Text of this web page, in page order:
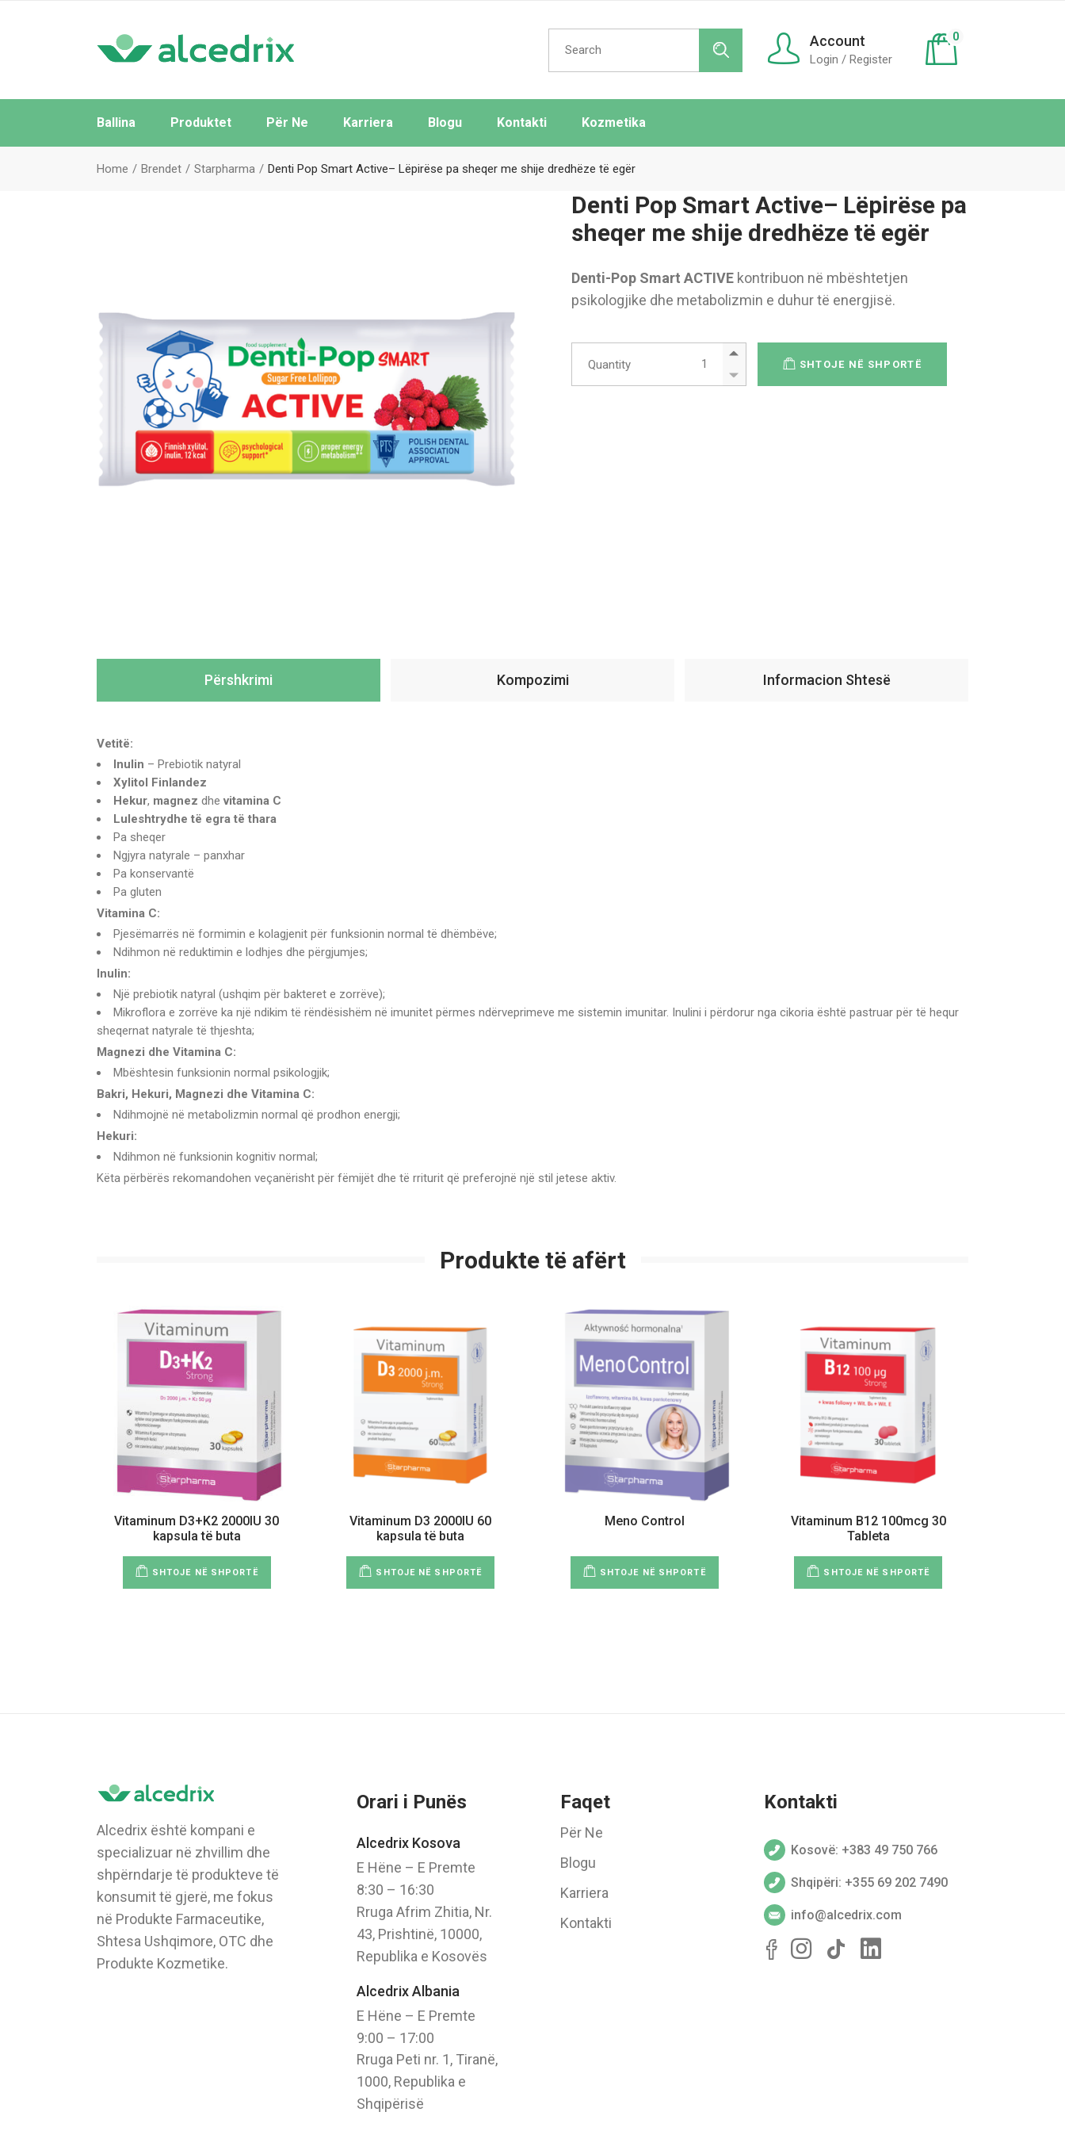
Search
for:
Account
Login / Register
0
Ballina Produktet
Të Gjitha
Për Ne Karriera Blogu Kontakti Kozmetika
Home Brendet Starpharma Denti Pop Smart Active– Lëpirëse pa sheqer me shije dredhëze të egër
Denti Pop Smart Active– Lëpirëse pa
sheqer me shije dredhëze të egër
Denti-Pop Smart ACTIVEkontribuon në mbështetjen
psikologjike dhe metabolizmin e duhur të energjisë.
Quantity
Denti Pop Smart Active– Lëpirëse pa sheqer me shije dredhëze të egër
SHTOJE NË SHPORTË
Përshkrimi Kompozimi Informacion Shtesë
Vetitë:
Inulin – Prebiotik natyral
Xylitol Finlandez
Hekur, magnez dhevitamina C
Luleshtrydhe të egra të thara
Pa sheqer
Ngjyra natyrale – panxhar
Pa konservantë
Pa gluten
Vitamina C:
Pjesëmarrës në formimin e kolagjenit për funksionin normal të dhëmbëve;
Ndihmon në reduktimin e lodhjes dhe përgjumjes;
Inulin:
Një prebiotik natyral (ushqim për bakteret e zorrëve);
Mikroflora e zorrëve ka një ndikim të rëndësishëm në imunitet përmes ndërveprimeve me sistemin imunitar. Inulini i përdorur nga cikoria është pastruar për të hequr
sheqernat natyrale të thjeshta;
Magnezi dhe Vitamina C:
Mbështesin funksionin normal psikologjik;
Bakri, Hekuri, Magnezi dhe Vitamina C:
Ndihmojnë në metabolizmin normal që prodhon energji;
Hekuri:
Ndihmon në funksionin kognitiv normal;
Këta përbërës rekomandohen veçanërisht për fëmijët dhe të rriturit që preferojnë një stil jetese aktiv.
Produkte të afërt
Vitaminum D3+K2 2000IU 30
kapsula të buta
SHTOJE NË SHPORTË
Vitaminum D3 2000IU 60
kapsula të buta
SHTOJE NË SHPORTË
Meno Control
SHTOJE NË SHPORTË
Vitaminum B12 100mcg 30
Tableta
SHTOJE NË SHPORTË
Alcedrix është kompani e
specializuar në zhvillim dhe
shpërndarje të produkteve të
konsumit të gjerë, me fokus
në Produkte Farmaceutike,
Shtesa Ushqimore, OTC dhe
Produkte Kozmetike.
Orari i Punës
Alcedrix Kosova
E Hëne – E Premte
8:30 – 16:30
Rruga Afrim Zhitia, Nr.
43, Prishtinë, 10000,
Republika e Kosovës
Alcedrix Albania
E Hëne – E Premte
9:00 – 17:00
Rruga Peti nr. 1, Tiranë,
1000, Republika e
Shqipërisë
Faqet
Për Ne
Blogu
Karriera
Kontakti
Kontakti
Kosovë: +383 49 750 766
Shqipëri: +355 69 202 7490
info@alcedrix.com